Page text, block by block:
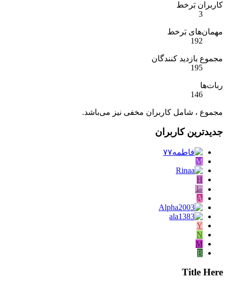
کاربران بَرخط
3
مهمان‌های بَرخط
192
مجموع بازدید کنندگان
195
ربات‌ها
146
مجموع ، شامل کاربران مخفی نیز می‌باشد.
جدیدترین کاربران
M
H
ط
A
Y
N
M
B
Title Here